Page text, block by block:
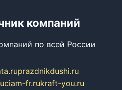
компаний
по всей России
prazdnikdushi.ru
ciam-fr.rukraft-you.ru